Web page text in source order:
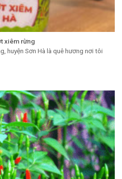
xiêm rừng
huyện Sơn Hà là quê hương nơi tôi